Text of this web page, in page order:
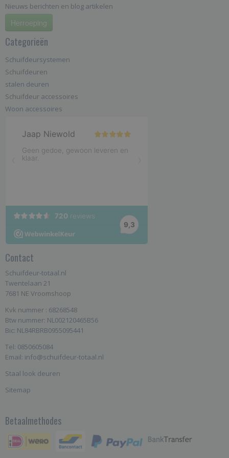
Nieuws berichten en blog artikelen
Herroeping
Categorieën
Schuifdeursystemen
Schuifdeuren
stalen deuren
Schuifdeur accessoires
Woon accessoires
Contact
Schuifdeur-totaal.nl
Twentelaan 21
7681 NE Vroomshoop
Kvk nummer : 68268548
Btw nummer: NL002120465B56
Bic: NL84RBRB0955095441
Tel: 0850605084
Email: info@schuifdeur-totaal.nl
Staal look deuren
Sitemap
Betaalmethodes